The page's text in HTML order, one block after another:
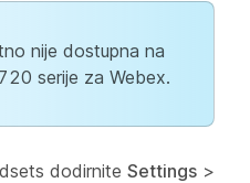
nije dostupna na
serije za Webex.
dodirnite Settings >